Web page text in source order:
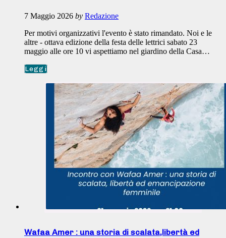
7 Maggio 2026 by Redazione
Per motivi organizzativi l'evento è stato rimandato. Noi e le
altre - ottava edizione della festa delle lettrici sabato 23
maggio alle ore 10 vi aspettiamo nel giardino della Casa…
Leggi
Wafaa Amer : una storia di scalata,libertà ed